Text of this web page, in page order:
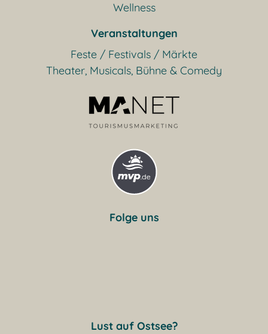
Wellness
Veranstaltungen
Feste / Festivals / Märkte
Theater, Musicals, Bühne & Comedy
Folge uns
Lust auf Ostsee?